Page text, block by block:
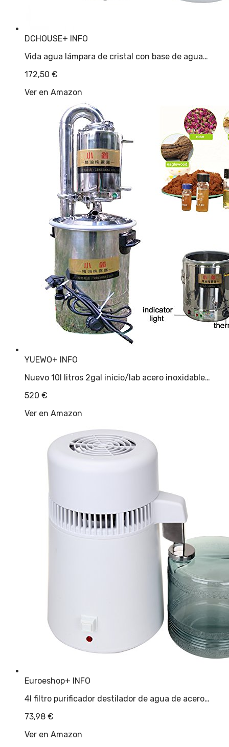
DCHOUSE+ INFO
Vida agua lámpara de cristal con base de agua…
172,50 €
Ver en Amazon
YUEWO+ INFO
Nuevo 10l litros 2gal inicio/lab acero inoxidable…
520 €
Ver en Amazon
Euroeshop+ INFO
4l filtro purificador destilador de agua de acero…
73,98 €
Ver en Amazon